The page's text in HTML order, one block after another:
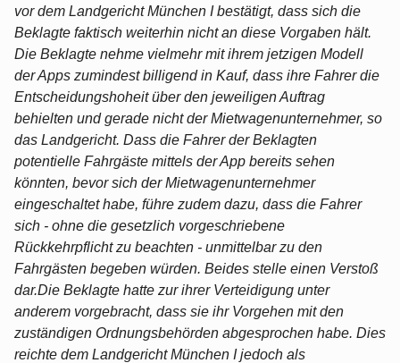
vor dem Landgericht München I bestätigt, dass sich die
Beklagte faktisch weiterhin nicht an diese Vorgaben hält.
Die Beklagte nehme vielmehr mit ihrem jetzigen Modell
der Apps zumindest billigend in Kauf, dass ihre Fahrer die
Entscheidungshoheit über den jeweiligen Auftrag
behielten und gerade nicht der Mietwagenunternehmer, so
das Landgericht. Dass die Fahrer der Beklagten
potentielle Fahrgäste mittels der App bereits sehen
könnten, bevor sich der Mietwagenunternehmer
eingeschaltet habe, führe zudem dazu, dass die Fahrer
sich - ohne die gesetzlich vorgeschriebene
Rückkehrpflicht zu beachten - unmittelbar zu den
Fahrgästen begeben würden. Beides stelle einen Verstoß
dar.Die Beklagte hatte zur ihrer Verteidigung unter
anderem vorgebracht, dass sie ihr Vorgehen mit den
zuständigen Ordnungsbehörden abgesprochen habe. Dies
reichte dem Landgericht München I jedoch als